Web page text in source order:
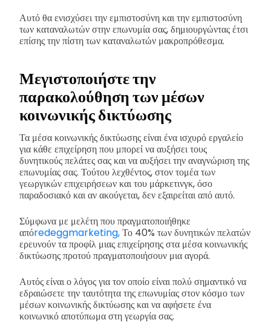
Αυτό θα ενισχύσει την εμπιστοσύνη και την εμπιστοσύνη
των καταναλωτών στην επωνυμία σας, δημιουργώντας έτσι
επίσης την πίστη των καταναλωτών μακροπρόθεσμα.
Μεγιστοποιήστε την
παρακολούθηση των μέσων
κοινωνικής δικτύωσης
Τα μέσα κοινωνικής δικτύωσης είναι ένα ισχυρό εργαλείο
για κάθε επιχείρηση που μπορεί να αυξήσει τους
δυνητικούς πελάτες σας και να αυξήσει την αναγνώριση της
επωνυμίας σας. Τούτου λεχθέντος, στον τομέα των
γεωργικών επιχειρήσεων και του μάρκετινγκ, όσο
παραδοσιακό και αν ακούγεται, δεν εξαιρείται από αυτό.
Σύμφωνα με μελέτη που πραγματοποιήθηκε
απόredeggmarketing,Το 40% των δυνητικών πελατών
ερευνούν τα προφίλ μιας επιχείρησης στα μέσα κοινωνικής
δικτύωσης προτού πραγματοποιήσουν μια αγορά.
Αυτός είναι ο λόγος για τον οποίο είναι πολύ σημαντικό να
εδραιώσετε την ταυτότητα της επωνυμίας στον κόσμο των
μέσων κοινωνικής δικτύωσης και να αφήσετε ένα
κοινωνικό αποτύπωμα στη γεωργία σας.